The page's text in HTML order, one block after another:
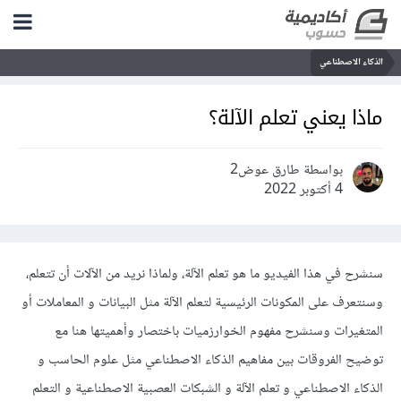
الذكاء الاصطناعي
ماذا يعني تعلم الآلة؟
بواسطة طارق عوض2
4 أكتوبر 2022
سنشرح في هذا الفيديو ما هو تعلم الآلة، ولماذا نريد من الآلات أن تتعلم،
وسنتعرف على المكونات الرئيسية لتعلم الآلة مثل البيانات و المعاملات أو
المتغيرات وسنشرح مفهوم الخوارزميات باختصار وأهميتها هنا مع
توضيح الفروقات بين مفاهيم الذكاء الاصطناعي مثل علوم الحاسب و
الذكاء الاصطناعي و تعلم الآلة و الشبكات العصبية الاصطناعية و التعلم